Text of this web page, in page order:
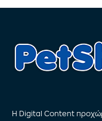
Η Digital Content